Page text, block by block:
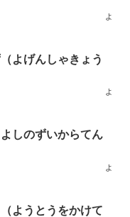
よ
よげんしゃきょう
よ
しのずいからてん
よ
ようとうをかけて